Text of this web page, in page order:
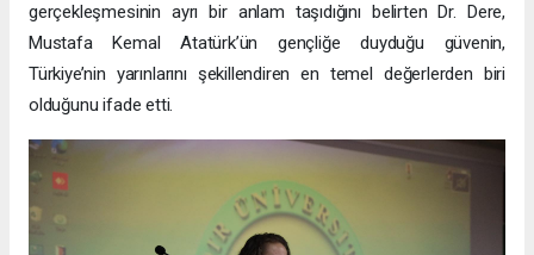
gerçekleşmesinin ayrı bir anlam taşıdığını belirten Dr. Dere,
Mustafa Kemal Atatürk’ün gençliğe duyduğu güvenin,
Türkiye’nin yarınlarını şekillendiren en temel değerlerden biri
olduğunu ifade etti.